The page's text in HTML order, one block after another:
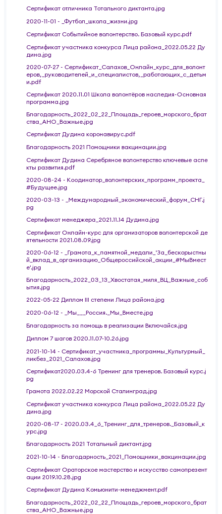
Сертификат отличника Тотального диктанта.jpg
2020-11-01 - _Футбол_школа_жизни.jpg
Сертификат Событийное волонтерство. Базовый курс.pdf
Сертификат участника конкурса Лица района_2022.05.22 Ду
дина.jpg
2020-07-27 - Сертификат_Салахов_Онлайн_курс_для_волонт
еров,_руководителей_и_специалистов,_работающих_с_детьм
и.pdf
Сертификат 2020.11.01 Школа волонтёров наследия-Основная
программа.jpg
Благодарность_2022_02_22_Площадь_героев_морского_брат
ства_АНО_Важные.jpg
Сертификат Дудина коронавирус.pdf
Благодарность 2021 Помощники вакцинации.jpg
Сертификат Дудина Серебряное волонтерство ключевые аспе
кты развития.pdf
2020-08-24 - Коодинатор_волонтерских_программ_проекта_
#Будущее.jpg
2020-03-13 - _Международный_экономический_форум_СНГ.j
pg
Сертификат менеджера_2021.11.14 Дудина.jpg
Сертификат Онлайн-курс для организаторов волонтерской де
ятельности 2021.08.09.jpg
2020-06-12 - _Грамота_к_памятной_медали_'За_бескорыстны
й_вклад_в_организацию_Общероссийской_акции_#МыВмест
е'.jpg
Благодарность_2022_03_13_Хвостатая_миля_ВЦ_Важные_соб
ытия.jpg
2022-05-22 Диплом III степени Лица района.jpg
2020-06-12 - _Мы___Россия._Мы_Вместе.jpg
Благодарность за помощь в реализации Включайся.jpg
Диплом 7 шагов 2020.11.07-10.26.jpg
2021-10-14 - Сертификат_участника_программы_Культурный_
ликбез_2021_Салахов.jpg
Сертификат2020.03.4-6 Тренинг для тренеров. Базовый курс.j
pg
Грамота 2022.02.22 Морской Сталинград.jpg
Сертификат участника конкурса Лица района_2022.05.22 Ду
дина.jpg
2020-08-17 - 2020.03.4_6_Тренинг_для_тренеров._Базовый_к
урс.jpg
Благодарность 2021 Тотальный диктант.jpg
2021-10-14 - Благодарность_2021_Помощники_вакцинации.jpg
Сертификат Ораторское мастерство и искусство самопрезент
ации 2019.10.28.jpg
Сертификат Дудина Комьюнити-менеджмент.pdf
Благодарность_2022_02_22_Площадь_героев_морского_брат
ства_АНО_Важные.jpg